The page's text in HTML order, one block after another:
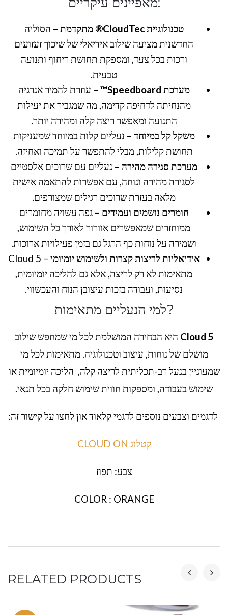
טכנולוגיית CloudTec® מתקדמת
– הסוליה
החדשנית מציעה שילוב אידיאלי של שיכוך זעזועים
ורכות בכל צעד, ומספקת תחושת ריחוף ותנועה
טבעית.
מערכת Speedboard™
– עוזרת להמיר אנרגיה
מהנחיתה לדחיפה קדימה, מה שמגביר את יעילות
התנועה ומאפשר ריצה קלה ומהירה יותר.
משקל קל במיוחד – נעליים קלות במיוחד שמעניקות
תחושת קלילות, מבלי להתפשר על תמיכה ואחיזה.
מערכת סגירה מהירה – נעליים עם שרוכים אלסטיים
לסגירה מהירה ונוחה, עם אפשרות להתאמה אישית
מלאה בעזרת שרוכים רגילים שמצורפים.
חומרים נושמים ועמידים – גפה עשויה מחומרים
ממוחזרים שמאפשרים אוורור לאורך כל השימוש,
ושמירה על נוחות כף הרגל גם בזמן פעילויות ארוכות.
אידיאליות לריצות קצרות ולשימוש יומיומי
– Cloud 5
מתאימות לא רק לריצה, אלא גם להליכה יומיומית,
נסיעות, ועבודה בזכות עיצובן הנוח והעכשווי.
?למי הנעליים מתאימות
Cloud 5 היא הבחירה המושלמת לכל מי שמחפש שילוב
מושלם של נוחות, עיצוב וטכנולוגיה. מתאימות לכל מי
שמעוניין בנעל רב-תכליתית לריצה קלה, הליכה יומיומית או
שימוש בעבודה, ומספקות חווית שימוש חלקה בכל תנאי.
לדגמים וצבעים נוספים לדגמי קלאוד און לחצו על קישור זה:
קטלוג CLOUD ON
צבע: תפוז
COLOR : ORANGE
RELATED PRODUCTS